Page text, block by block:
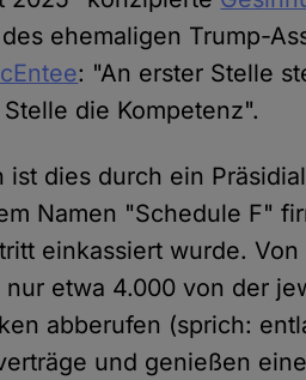
ehemaligen Trump-
: "An erster Stelle
die Kompetenz".
ist dies durch ein
Namen "Schedule F"
einkassiert wurde.
nur etwa 4.000 von der
abberufen (sprich:
und genießen